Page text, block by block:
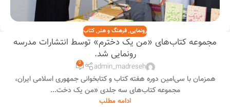
رونمایی,فرهنگ و هنر,کتاب
مجموعه کتاب‌های «من یک دخترم» توسط انتشارات مدرسه
رونمایی شد.
admin_madreseh
0
همزمان با سی‌امین دوره هفته کتاب و کتابخوانی جمهوری اسلامی ایران،
مجموعه کتاب‌های سه جلدی «من یک دخت...
ادامه مطلب